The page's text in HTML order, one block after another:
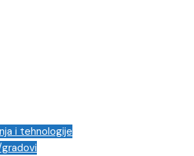
i tehnologije